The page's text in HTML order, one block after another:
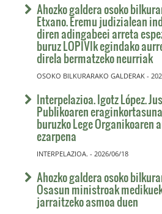
Ahozko galdera osoko
Etxano. Eremu judizialean
diren adingabeei arreta
buruz LOPIVIk egindako
direla bermatzeko neurriak
OSOKO BILKURARAKO GALDERAK -
Interpelazioa. Igotz López.
Publikoaren
buruzko Lege Organikoaren
ezarpena
INTERPELAZIOA. - 2026/06/18
Ahozko galdera osoko
Osasun ministroak
jarraitzeko asmoa duen